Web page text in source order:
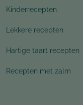
Kinderrecepten
Lekkere recepten
Hartige taart recepten
Recepten met zalm